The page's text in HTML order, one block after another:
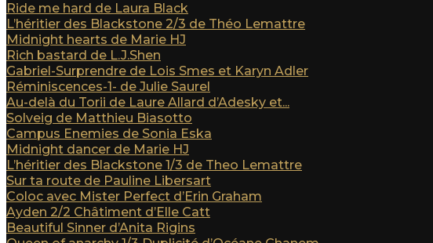
Ride me hard de Laura Black
L’héritier des Blackstone 2/3 de Théo Lemattre
Midnight hearts de Marie HJ
Rich bastard de L.J.Shen
Gabriel-Surprendre de Lois Smes et Karyn Adler
Réminiscences-1- de Julie Saurel
Au-delà du Torii de Laure Allard d’Adesky et...
Solveig de Matthieu Biasotto
Campus Enemies de Sonia Eska
Midnight dancer de Marie HJ
L’héritier des Blackstone 1/3 de Theo Lemattre
Sur ta route de Pauline Libersart
Coloc avec Mister Perfect d’Erin Graham
Ayden 2/2 Châtiment d’Elle Catt
Beautiful Sinner d’Anita Rigins